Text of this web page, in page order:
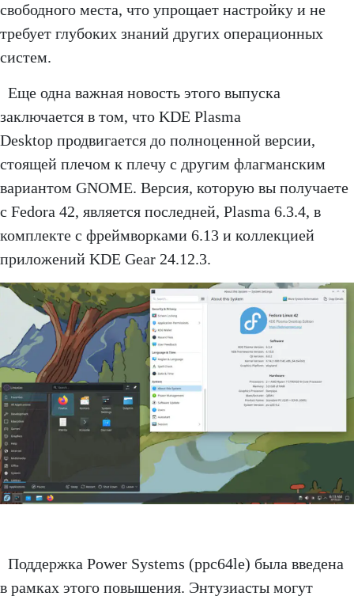
свободного места, что упрощает настройку и не
требует глубоких знаний других операционных
систем.
Еще одна важная новость этого выпуска
заключается в том, что KDE Plasma
Desktop продвигается до полноценной версии,
стоящей плечом к плечу с другим флагманским
вариантом GNOME. Версия, которую вы получаете
с Fedora 42, является последней, Plasma 6.3.4, в
комплекте с фреймворками 6.13 и коллекцией
приложений KDE Gear 24.12.3.
Поддержка Power Systems (ppc64le) была введена
в рамках этого повышения. Энтузиасты могут